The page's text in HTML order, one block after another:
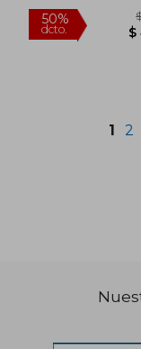
1 2